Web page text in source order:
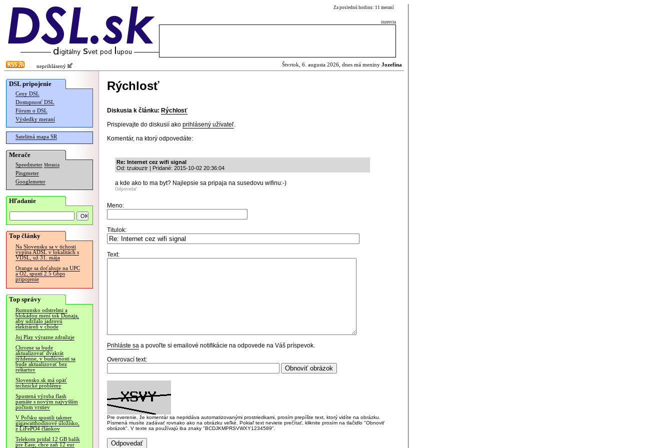
Za poslednú hodinu: 11 meraní
inzercia
neprihlásený Štvrtok, 6. augusta 2026, dnes má meniny Jozefína
DSL pripojenie
Ceny DSL
Dostupnosť DSL
Fórum o DSL
Výsledky meraní
Satelitná mapa SR
Merače
Speedmeter Merania
Pingmeter
Googlemeter
Hľadanie
Top články
Na Slovensku sa v tichosti
vypína ADSL v lokalitách s
VDSL, už 31. mája
Orange sa doťahuje na UPC
a O2, spustí 2.5 Gbps
pripojenie
Top správy
Rumunsko odstrelmi a
blokádou mení tok Dunaja,
aby udržalo jadrovú
elektráreň v chode
Joj Play výrazne zdražuje
Chrome sa bude
aktualizovať dvakrát
týždenne, v budúcnosti sa
bude aktualizovať bez
reštartov
Slovensko.sk má opäť
technické problémy
Spustená výroba flash
pamäte s novým najvyšším
počtom vrstiev
V Poľsku spustili takmer
gigawatthodinové úložisko,
z LiFePO4 článkov
Telekom pridal 12 GB balík
pre Easy, chce zaň 12 eur
Rýchlosť
Diskusia k článku: Rýchlosť
Prispievajte do diskusií ako prihlásený užívateľ.
Komentár, na ktorý odpovedáte:
Re: Internet cez wifi signal
Od: tzuiouztr | Pridané: 2015-10-02 20:36:04
a kde ako to ma byt? Najlepsie sa pripaja na susedovu wifinu:-)
Odpovedať
Meno:
Titulok:
Text:
Prihláste sa a povoľte si emailové notifikácie na odpovede na Váš príspevok.
Overovací text:
Pre overenie, že komentár sa nepridáva automatizovanými prostriedkami, prosím prepíšte text, ktorý vidíte na obrázku.
Písmená musíte zadávať rovnako ako na obrázku veľké. Pokiaľ text neviete prečítať, kliknite prosím na tlačidlo "Obnoviť
obrázok". V texte sa používajú iba znaky "BCDJKMPRSVWXY1234589".